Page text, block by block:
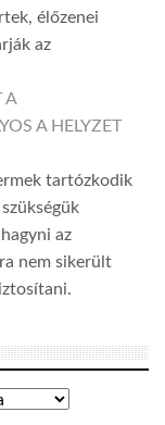
élőzenei
az
A
A HELYZET
tartózkodik
az
nem sikerült